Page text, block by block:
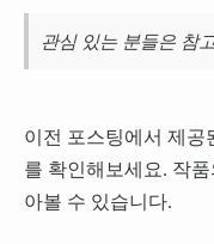
관심 있는 분들은 참
이전 포스팅에서 제공
를 확인해보세요. 작
아볼 수 있습니다.